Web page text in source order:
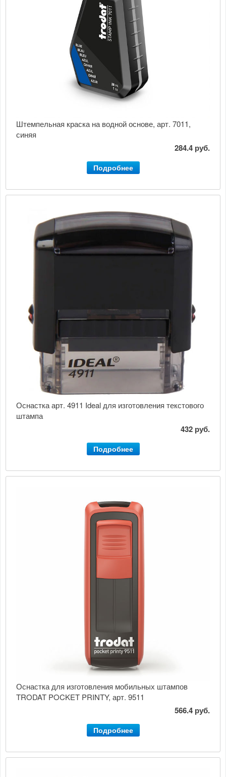
Штемпельная краска на водной основе, арт. 7011,
синяя
284.4 руб.
Подробнее
Оснастка арт. 4911 Ideal для изготовления текстового
штампа
432 руб.
Подробнее
Оснастка для изготовления мобильных штампов
TRODAT POCKET PRINTY, арт. 9511
566.4 руб.
Подробнее